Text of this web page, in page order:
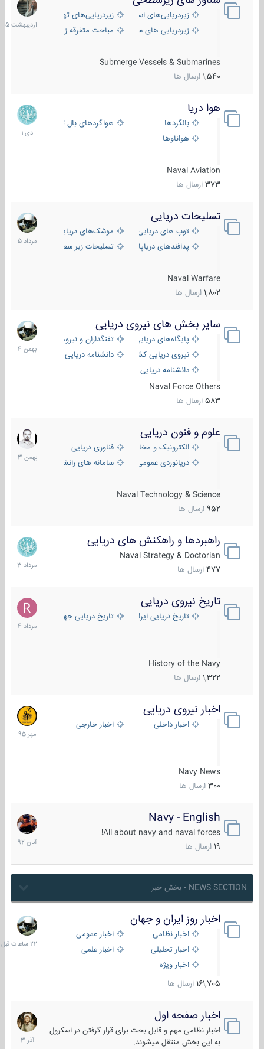
زیردریایی‌های استراتژیکزیردریایی‌های تهاجمی
زیردریایی های سبک
مباحث متفرقه زیرسطحی
Submerge Vessels & Submarines
1,540 ارسال ها
1405
هوا دریا
بالگردها
هواگردهای بال ثابت
هواناوها
Naval Aviation
373 ارسال ها
12
دی
1401
تسلیحات دریایی
توپ های دریایی
موشک‌های دریایی
پدافندهای دریاپایه
تسلیحات زیر سطحی
Naval Warfare
1,802 ارسال ها
2
مرداد
1405
سایر بخش های نیروی دریایی
پایگاه‌های دریایی
تفنگداران و نیروهای ویژه‌ی دریایی
نیروی دریایی کشورهای مختلفدانشنامه دریایی
دانشنامه دریایی کپی
Naval Force Others
583 ارسال ها
22
بهمن
1404
علوم و فنون دریایی
الکترونیک و مخابرات دریاییفناوری دریایی
دریانوردی عمومی
سامانه های رانشی دریایی
Naval Technology & Science
952 ارسال ها
6
بهمن
1403
راهبردها و راهکنش های دریایی
Naval Strategy & Doctorian
477 ارسال ها
2
مرداد
1403
تاریخ نیروی دریایی
تاریخ دریایی ایران تاریخ دریایی جهان
History of the Navy
1,322 ارسال ها
16
مرداد
1404
اخبار نیروی دریایی
اخبار داخلی اخبار خارجی
Navy News
300 ارسال ها
27
مهر
1395
Navy - English
All about navy and naval forces!
ارسال ها
22
آبان
1392
NEWS SECTION - بخش خبر
اخبار روز ایران و جهان
اخبار نظامی
اخبار عمومی
اخبار تحلیلی
اخبار علمی
اخبار ویژه
161,705 ارسال ها
22
ساعات
قبل
اخبار صفحه اول
اخبار نظامی مهم و قابل بحث برای قرار گرفتن در اسکرول
به این بخش منتقل میشوند.
7
آذر
1403